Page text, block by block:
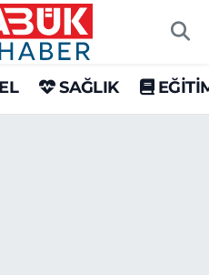
SAĞLIK
Haritası
ve Fikstür